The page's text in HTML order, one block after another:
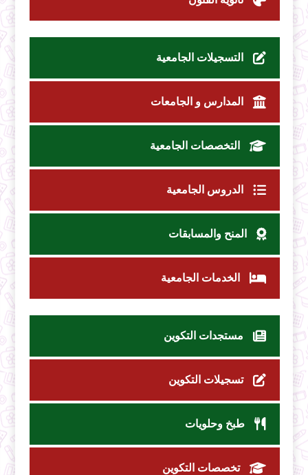
التسجيلات الجامعية
المدارس و الجامعات
التخصصات الجامعية
الدروس الجامعية
المنح والمسابقات
الخدمات الجامعية
مستجدات التكوين
تسجيلات التكوين
طبخ وحلويات
تخصصات التكوين